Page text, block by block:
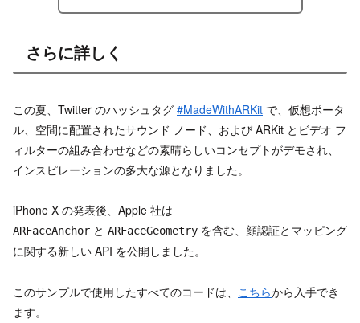
さらに詳しく
この夏、Twitter のハッシュタグ #MadeWithARKit で、仮想ポータ
ル、空間に配置されたサウンド ノード、および ARKit とビデオ フ
ィルターの組み合わせなどの素晴らしいコンセプトがデモされ、
インスピレーションの多大な源となりました。
iPhone X の発表後、Apple 社は
ARFaceAnchor と ARFaceGeometry を含む、顔認証とマッピング
に関する新しい API を公開しました。
このサンプルで使用したすべてのコードは、 こちらから入手でき
ます。